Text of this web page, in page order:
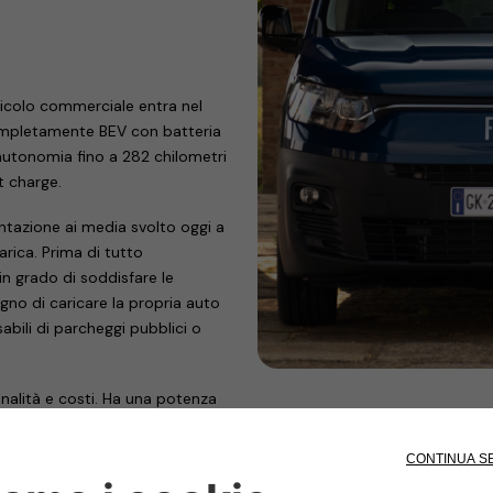
commerciale entra nel
BEV con batteria
fino a 282 chilometri
ai media svolto oggi a
Prima di tutto
grado di soddisfare le
di caricare la propria auto
di parcheggi pubblici o
e costi. Ha una potenza